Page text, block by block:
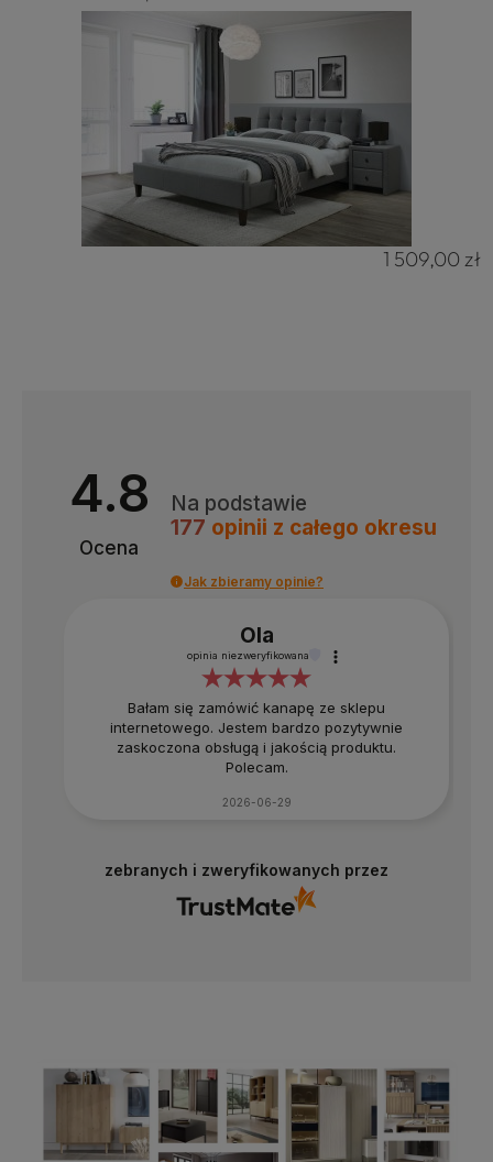
1 509,00 zł
4.8
Ocena
Na podstawie
177 opinii z całego okresu
Jak zbieramy opinie?
Ola
opinia niezweryfikowana
Bałam się zamówić kanapę ze sklepu
internetowego. Jestem bardzo pozytywnie
zaskoczona obsługą i jakością produktu.
Polecam.
2026-06-29
zebranych i zweryfikowanych przez